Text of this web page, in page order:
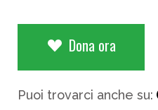
Dona ora
Puoi trovarci anche su: